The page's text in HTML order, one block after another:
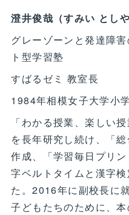
澄井俊哉（すみい としや
グレーゾーンと発達障
ト型学習塾
すばるゼミ 教室長
1984年相模女子大学小
「わかる授業、楽しい
を長年研究し続け、「
作成、「学習毎日プリ
字ベルトタイムと漢字
た。2016年に副校長に
子どもたちのために、